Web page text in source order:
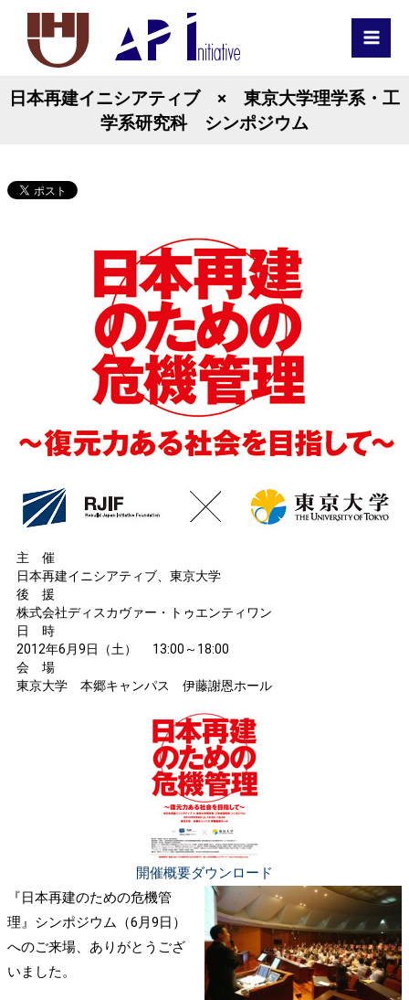
日本再建イニシアティブ × 東京大学理学系・工
学系研究科 シンポジウム
主 催
日本再建イニシアティブ、東京大学
後 援
株式会社ディスカヴァー・トゥエンティワン
日 時
2012年6月9日（土） 13:00～18:00
会 場
東京大学 本郷キャンパス 伊藤謝恩ホール
開催概要ダウンロード
『日本再建のための危機管
理』シンポジウム（6月9日）
へのご来場、ありがとうござ
いました。